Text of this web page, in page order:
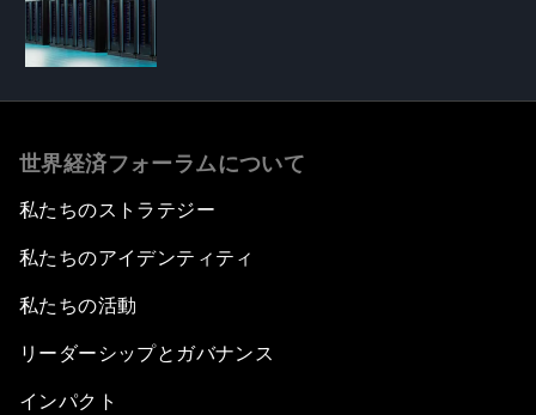
世界経済フォーラムについて
私たちのストラテジー
私たちのアイデンティティ
私たちの活動
リーダーシップとガバナンス
インパクト